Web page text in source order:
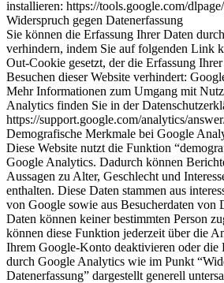
installieren: https://tools.google.com/
Widerspruch gegen Datenerfassung
Sie können die Erfassung Ihrer Daten
verhindern, indem Sie auf folgenden Link
Out-Cookie gesetzt, der die Erfassung
Besuchen dieser Website verhindert:
Mehr Informationen zum Umgang mit
Analytics finden Sie in der
https://support.google.com/analytics/
Demografische Merkmale bei Google
Diese Website nutzt die Funktion
Google Analytics. Dadurch können
Aussagen zu Alter, Geschlecht und
enthalten. Diese Daten stammen aus
von Google sowie aus Besucherdaten von
Daten können keiner bestimmten Person
können diese Funktion jederzeit über die
Ihrem Google-Konto deaktivieren oder die
durch Google Analytics wie im Punkt
Datenerfassung” dargestellt generell